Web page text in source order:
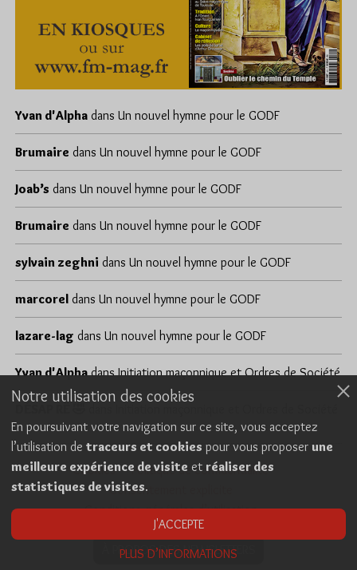
Yvan d'Alpha dans Un nouvel hymne pour le GODF
Brumaire dans Un nouvel hymne pour le GODF
Joab’s dans Un nouvel hymne pour le GODF
Brumaire dans Un nouvel hymne pour le GODF
sylvain zeghni dans Un nouvel hymne pour le GODF
marcorel dans Un nouvel hymne pour le GODF
lazare-lag dans Un nouvel hymne pour le GODF
Yvan d'AlphadansInitiation maçonnique et Ordres de Société
Cookies
Politique de confidentialité
Consentement explicite
Conditions générales d’utilisation
À PROPOS DES NEWSLETTERS
Notre utilisation des cookies
En poursuivant votre navigation sur ce site, vous acceptez
l’utilisation de traceurs et cookies pour vous proposer une
meilleure expérience de visite et réaliser des
statistiques de visites.
J'ACCEPTE
PLUS D’INFORMATIONS